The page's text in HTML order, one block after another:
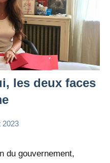
les deux faces
2023
du gouvernement,